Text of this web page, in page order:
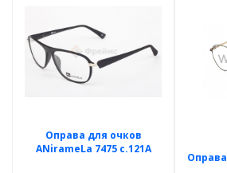
Оправа для очков
ANirameLa 7475 с.121А
Оправа